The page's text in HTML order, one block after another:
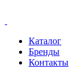
Каталог
Бренды
Контакты